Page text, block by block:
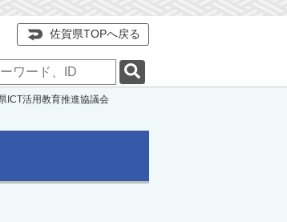
佐賀県TOPへ戻る
ICT活用教育推進協議会